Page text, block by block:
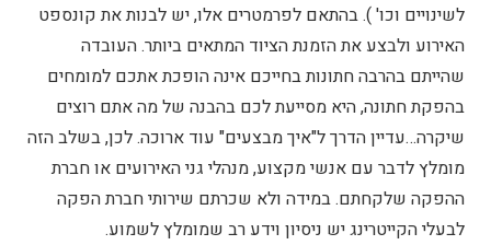
לשינויים וכו' ). בהתאם לפרמטרים אלו, יש לבנות את קונספט
האירוע ולבצע את הזמנת הציוד המתאים ביותר. העובדה
שהייתם בהרבה חתונות בחייכם אינה הופכת אתכם למומחים
בהפקת חתונה, היא מסייעת לכם בהבנה של מה אתם רוצים
שיקרה…עדיין הדרך ל"איך מבצעים" עוד ארוכה. לכן, בשלב הזה
מומלץ לדבר עם אנשי מקצוע, מנהלי גני האירועים או חברת
ההפקה שלקחתם. במידה ולא שכרתם שירותי חברת הפקה
לבעלי הקייטרינג יש ניסיון וידע רב שמומלץ לשמוע.